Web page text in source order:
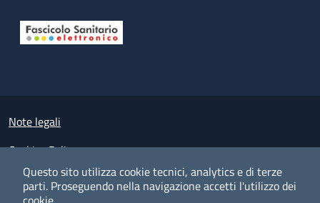
Questo sito utilizza cookie tecnici, analytics e di terze
parti. Proseguendo nella navigazione accetti l'utilizzo dei
Small prints
Note legali
Cookies Policy
Policy privacy e protezione del dato personale